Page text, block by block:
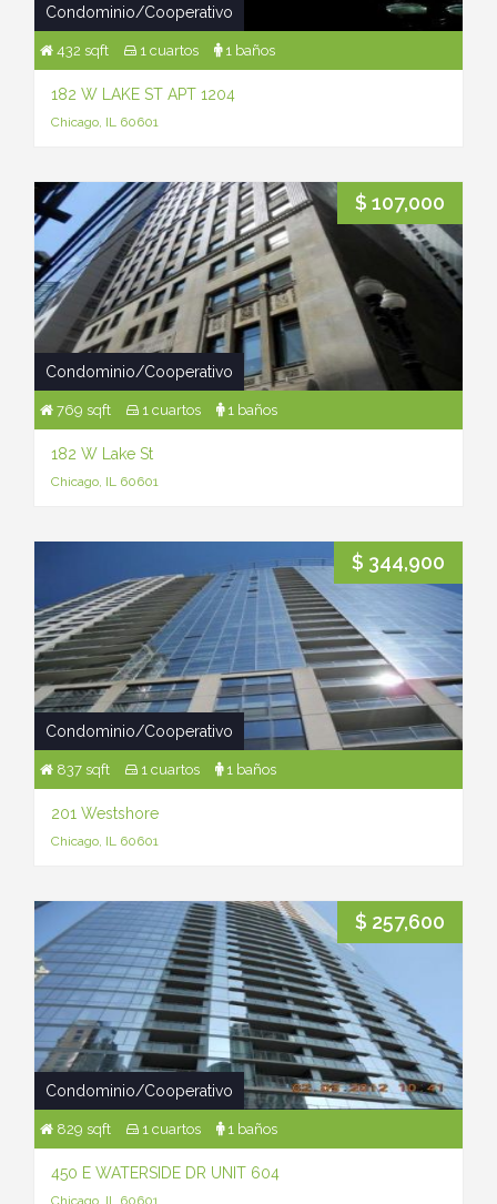
Condominio/Cooperativo
432 sqft 1 cuartos 1 baños
182 W LAKE ST APT 1204
Chicago, IL 60601
$ 107,000
Condominio/Cooperativo
769 sqft 1 cuartos 1 baños
182 W Lake St
Chicago, IL 60601
$ 344,900
Condominio/Cooperativo
837 sqft 1 cuartos 1 baños
201 Westshore
Chicago, IL 60601
$ 257,600
Condominio/Cooperativo
829 sqft 1 cuartos 1 baños
450 E WATERSIDE DR UNIT 604
Chicago, IL 60601